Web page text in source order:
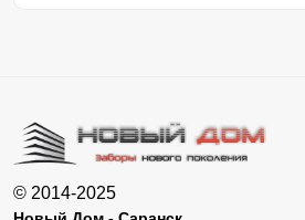
© 2014-2025